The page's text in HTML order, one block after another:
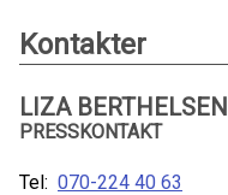
Kontakter
LIZA BERTHELSEN
PRESSKONTAKT
Tel: 070-224 40 63